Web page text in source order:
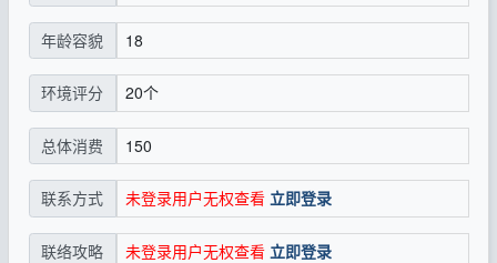
年龄容貌 18
环境评分 20个
总体消费 150
联系方式 未登录用户无权查看 立即登录
联络攻略 未登录用户无权查看 立即登录